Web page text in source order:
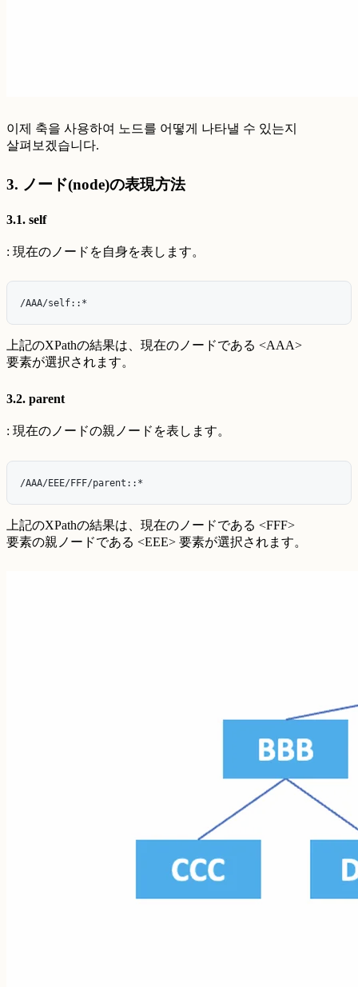
이제 축을 사용하여 노드를 어떻게 나타낼 수 있는지
살펴보겠습니다.
3. ノード(node)の表現方法
3.1. self
: 現在のノードを自身を表します。
上記のXPathの結果は、現在のノードである <AAA>
要素が選択されます。
3.2. parent
: 現在のノードの親ノードを表します。
上記のXPathの結果は、現在のノードである <FFF>
要素の親ノードである <EEE> 要素が選択されます。